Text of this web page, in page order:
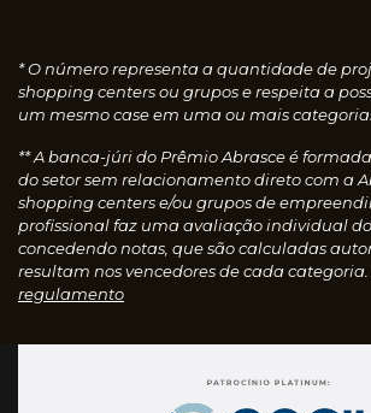
* O número representa a quantidade de
shopping centers ou grupos e respeita a
um mesmo case em uma ou mais
** A banca-júri do Prêmio Abrasce é
do setor sem relacionamento direto com a
shopping centers e/ou grupos de
profissional faz uma avaliação individual
concedendo notas, que são calculadas
resultam nos vencedores de cada categoria.
regulamento